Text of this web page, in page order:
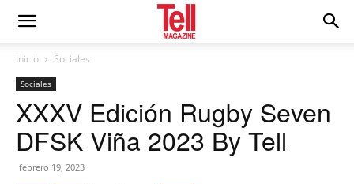
Inicio Sociales
Sociales
XXXV Edición Rugby Seven
DFSK Viña 2023 By Tell
febrero 19, 2023